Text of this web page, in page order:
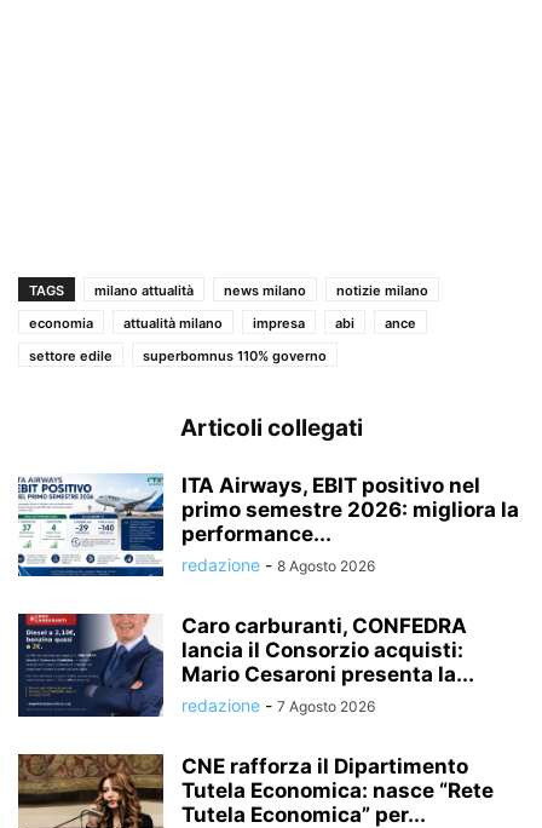
TAGS milano attualità news milano
notizie milano
economia
attualità milano impresa abi
ance
settore edile
superbomnus 110% governo
Articoli collegati
ITA Airways, EBIT positivo nel
primo semestre 2026: migliora la
performance...
redazione - 8 Agosto 2026
Caro carburanti, CONFEDRA
lancia il Consorzio acquisti:
Mario Cesaroni presenta la...
redazione - 7 Agosto 2026
CNE rafforza il Dipartimento
Tutela Economica: nasce “Rete
Tutela Economica” per...